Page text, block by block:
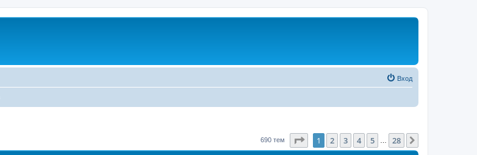
Вход
690 тем Страница1 из 28
1 2 3 4 5 28